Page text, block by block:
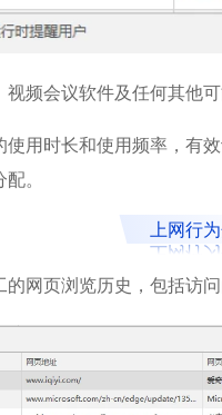
频会议软件及任何其他
使用时长和使用频率，有
。
上网行
网页浏览历史，包括访